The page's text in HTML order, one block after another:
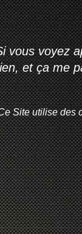
vous voyez
et ça me
Site utilise des